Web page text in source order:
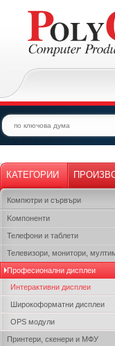
КАТЕГОРИИ
Компютри и сървъри
Kомпоненти
Телефони и таблети
Телевизори, монитори,
Професионални дисплеи
Интерактивни дисплеи
Широкоформатни дисплеи
OPS модули
Принтери, скенери и МФУ